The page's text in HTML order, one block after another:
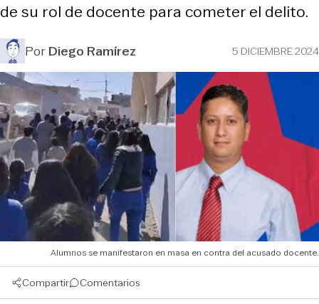
de su rol de docente para cometer el delito.
PorDiego Ramírez 5 DICIEMBRE 2024
Alumnos se manifestaron en masa en contra del acusado docente.
Compartir Comentarios